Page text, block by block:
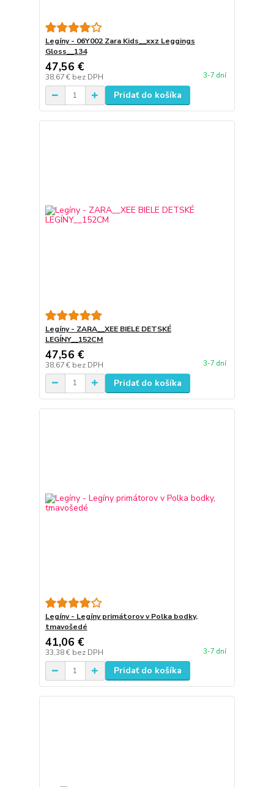
Legíny - 06Y002 Zara Kids__xxz Leggings
Gloss__134
47,56 €
38,67 € bez DPH 3-7 dní
Pridať do košíka
Legíny - ZARA__XEE BIELE DETSKÉ
LEGÍNY__152CM
47,56 €
38,67 € bez DPH 3-7 dní
Pridať do košíka
Legíny - Legíny primátorov v Polka bodky,
tmavošedé
41,06 €
33,38 € bez DPH 3-7 dní
Pridať do košíka